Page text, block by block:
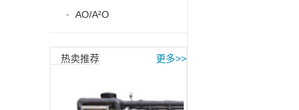
AO/A²O
热卖推荐 更多>>